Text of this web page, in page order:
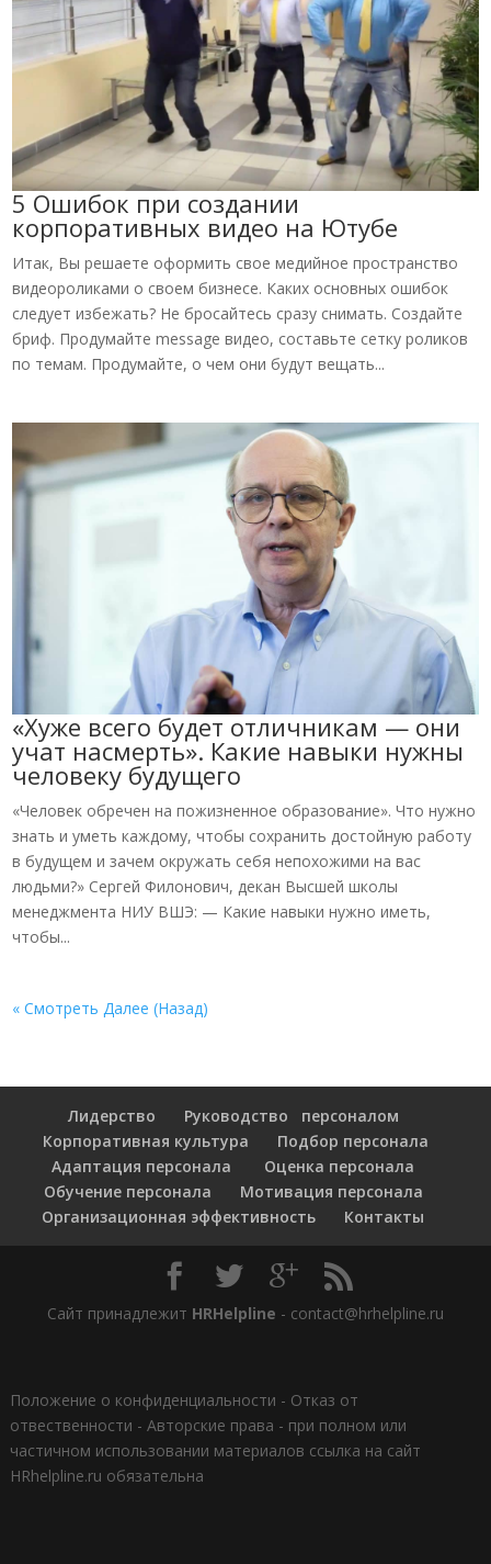
5 Ошибок при создании
корпоративных видео на Ютубе
Итак, Вы решаете оформить свое медийное пространство
видеороликами о своем бизнесе. Каких основных ошибок
следует избежать? Не бросайтесь сразу снимать. Создайте
бриф. Продумайте message видео, составьте сетку роликов
по темам. Продумайте, о чем они будут вещать...
«Хуже всего будет отличникам — они
учат насмерть». Какие навыки нужны
человеку будущего
«Человек обречен на пожизненное образование». Что нужно
знать и уметь каждому, чтобы сохранить достойную работу
в будущем и зачем окружать себя непохожими на вас
людьми?» Сергей Филонович, декан Высшей школы
менеджмента НИУ ВШЭ: — Какие навыки нужно иметь,
чтобы...
« Смотреть Далее (Назад)
Лидерство
Руководство персоналом
Корпоративная культура
Подбор персонала
Адаптация персонала
Оценка персонала
Обучение персонала
Мотивация персонала
Организационная эффективность
Контакты
Сайт принадлежит HRHelpline - contact@hrhelpline.ru
Положение о конфиденциальности - Отказ от
отвественности - Авторские права - при полном или
частичном использовании материалов ссылка на сайт
HRhelpline.ru обязательна